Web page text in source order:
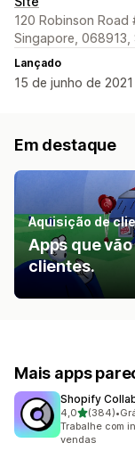
120 Robinson
Singapore, 068913,
Lançado
15 de junho de 2021
Em destaque
Aquisição de
Apps que
clientes.
Mais apps
Shopify
4,0de 5(384)
384 •
Trabalhe com
vendas